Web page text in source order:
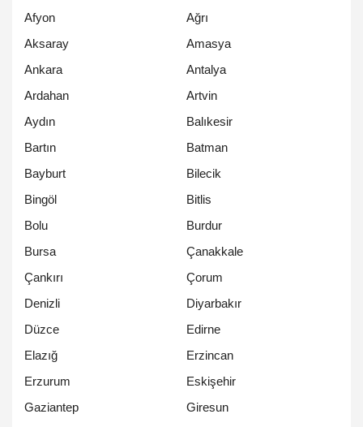
Afyon
Ağrı
Aksaray
Amasya
Ankara
Antalya
Ardahan
Artvin
Aydın
Balıkesir
Bartın
Batman
Bayburt
Bilecik
Bingöl
Bitlis
Bolu
Burdur
Bursa
Çanakkale
Çankırı
Çorum
Denizli
Diyarbakır
Düzce
Edirne
Elazığ
Erzincan
Erzurum
Eskişehir
Gaziantep
Giresun